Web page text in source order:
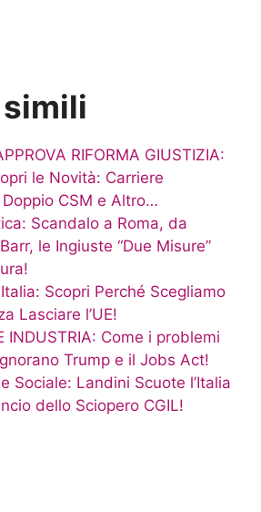
RIFORMA GIUSTIZIA:
le Novità: Carriere
CSM e Altro…
Scandalo a Roma, da
le Ingiuste “Due Misure”
Scopri Perché Scegliamo
Lasciare l’UE!
INDUSTRIA: Come i problemi
Trump e il Jobs Act!
Sociale: Landini Scuote l’Italia
dello Sciopero CGIL!